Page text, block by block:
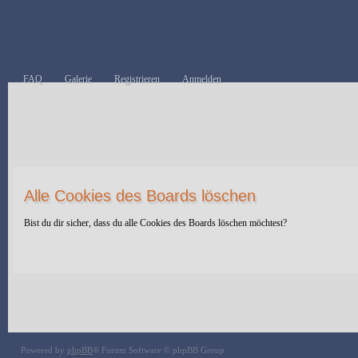
FAQ Galerie Registrieren Anmelden
Alle Cookies des Boards löschen
Bist du dir sicher, dass du alle Cookies des Boards löschen möchtest?
Powered by phpBB® Forum Software © phpBB Group